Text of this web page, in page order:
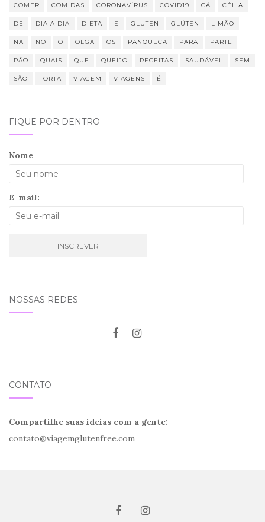
COMER COMIDAS CORONAVÍRUS COVID19 CÁ CÉLIA
DE DIA A DIA DIETA E GLUTEN GLÚTEN LIMÃO
NA NO O OLGA OS PANQUECA PARA PARTE
PÃO QUAIS QUE QUEIJO RECEITAS SAUDÁVEL SEM
SÃO TORTA VIAGEM VIAGENS É
FIQUE POR DENTRO
Nome
E-mail:
NOSSAS REDES
CONTATO
Compartilhe suas ideias com a gente:
contato@viagemglutenfree.com